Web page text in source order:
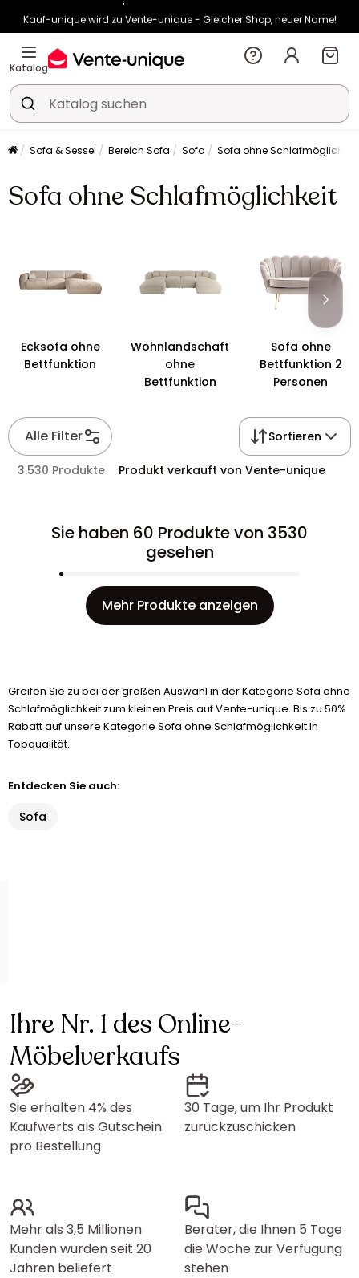
Kauf-unique wird zu Vente-unique - Gleicher Shop, neuer Name!
-10% ab €400 mitHEAT10auf Vente-unique-Produkte
Noch:
Katalog
Sofa & Sessel Bereich Sofa Sofa Sofa ohne Schlafmöglichkeit
Sofa ohne Schlafmöglichkeit
Ecksofa ohne
Bettfunktion
Wohnlandschaft
ohne
Bettfunktion
Sofa ohne
Bettfunktion 2
Personen
Alle Filter Sortieren
3.530 Produkte Produkt verkauft von Vente-unique
Sie haben 60 Produkte von 3530
gesehen
Mehr Produkte anzeigen
Greifen Sie zu bei der großen Auswahl in der Kategorie Sofa ohne
Schlafmöglichkeit zum kleinen Preis auf Vente-unique. Bis zu 50%
Rabatt auf unsere Kategorie Sofa ohne Schlafmöglichkeit in
Topqualität.
Entdecken Sie auch:
Sofa
Ihre Nr. 1 des Online-
Möbelverkaufs
Sie erhalten 4% des
Kaufwerts als Gutschein
pro Bestellung
30 Tage, um Ihr Produkt
zurückzuschicken
Mehr als 3,5 Millionen
Kunden wurden seit 20
Jahren beliefert
Berater, die Ihnen 5 Tage
die Woche zur Verfügung
stehen